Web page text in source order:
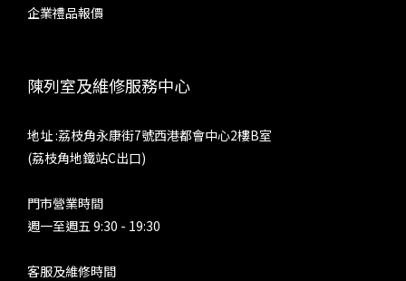
企業禮品報價
陳列室及維修服務中心
地址 :荔枝角永康街7號西港都會中心2樓B室
(荔枝角地鐵站C出口)
門市營業時間
週一至週五 9:30 - 19:30
客服及維修時間